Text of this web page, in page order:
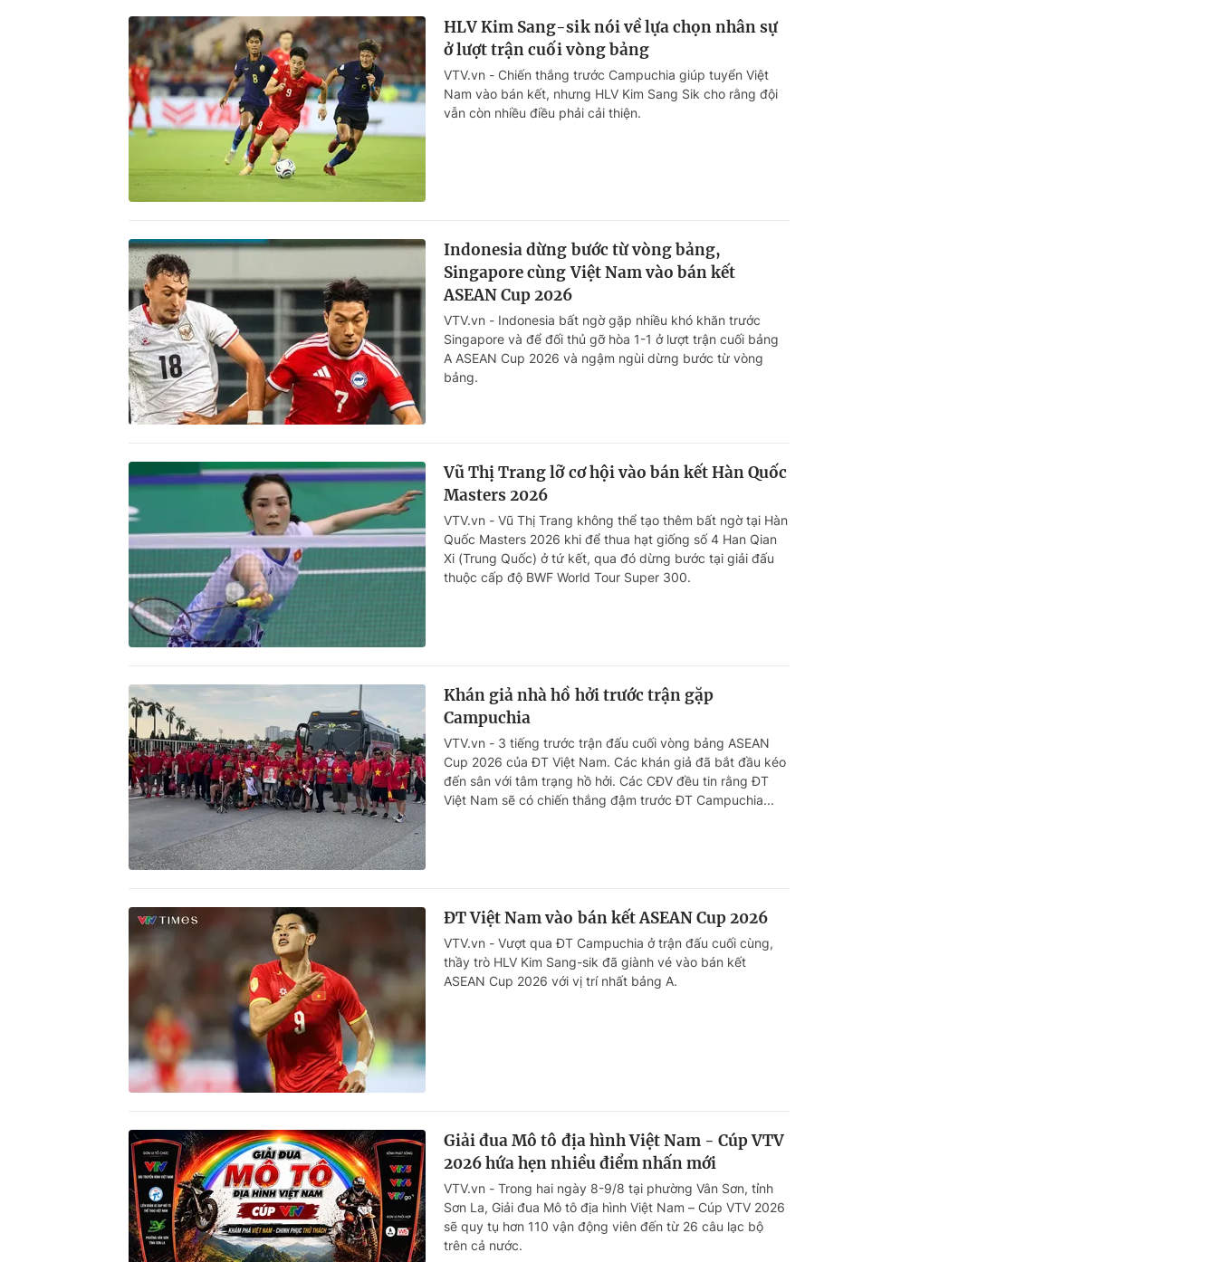
HLV Kim Sang-sik nói về lựa chọn nhân sự
ở lượt trận cuối vòng bảng
VTV.vn - Chiến thắng trước Campuchia giúp tuyển Việt
Nam vào bán kết, nhưng HLV Kim Sang Sik cho rằng đội
vẫn còn nhiều điều phải cải thiện.
Indonesia dừng bước từ vòng bảng,
Singapore cùng Việt Nam vào bán kết
ASEAN Cup 2026
VTV.vn - Indonesia bất ngờ gặp nhiều khó khăn trước
Singapore và để đối thủ gỡ hòa 1-1 ở lượt trận cuối bảng
A ASEAN Cup 2026 và ngậm ngùi dừng bước từ vòng
bảng.
Vũ Thị Trang lỡ cơ hội vào bán kết Hàn Quốc
Masters 2026
VTV.vn - Vũ Thị Trang không thể tạo thêm bất ngờ tại Hàn
Quốc Masters 2026 khi để thua hạt giống số 4 Han Qian
Xi (Trung Quốc) ở tứ kết, qua đó dừng bước tại giải đấu
thuộc cấp độ BWF World Tour Super 300.
Khán giả nhà hồ hởi trước trận gặp
Campuchia
VTV.vn - 3 tiếng trước trận đấu cuối vòng bảng ASEAN
Cup 2026 của ĐT Việt Nam. Các khán giả đã bắt đầu kéo
đến sân với tâm trạng hồ hởi. Các CĐV đều tin rằng ĐT
Việt Nam sẽ có chiến thắng đậm trước ĐT Campuchia...
ĐT Việt Nam vào bán kết ASEAN Cup 2026
VTV.vn - Vượt qua ĐT Campuchia ở trận đấu cuối cùng,
thầy trò HLV Kim Sang-sik đã giành vé vào bán kết
ASEAN Cup 2026 với vị trí nhất bảng A.
Giải đua Mô tô địa hình Việt Nam - Cúp VTV
2026 hứa hẹn nhiều điểm nhấn mới
VTV.vn - Trong hai ngày 8-9/8 tại phường Vân Sơn, tỉnh
Sơn La, Giải đua Mô tô địa hình Việt Nam – Cúp VTV 2026
sẽ quy tụ hơn 110 vận động viên đến từ 26 câu lạc bộ
trên cả nước.